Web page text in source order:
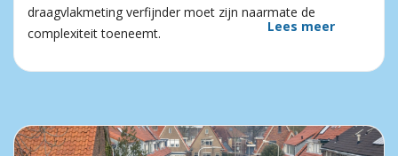
draagvlakmeting verfijnder moet zijn naarmate de
complexiteit toeneemt.
Lees meer